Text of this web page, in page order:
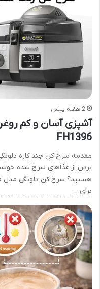
2 هفته پیش
آشپزی آسان و کم
FH1396
بردن از غذاهای سرخ شده
برای…